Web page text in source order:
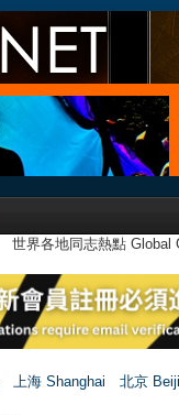
世界各地同志熱點
上海 Shanghai
北京